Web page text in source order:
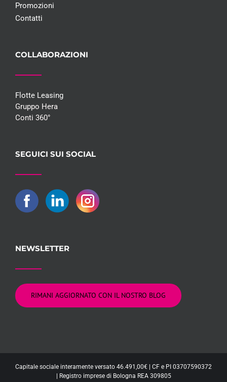
Promozioni
Contatti
COLLABORAZIONI
Flotte Leasing
Gruppo Hera
Conti 360°
SEGUICI SUI SOCIAL
NEWSLETTER
RIMANI AGGIORNATO CON IL NOSTRO BLOG
Capitale sociale interamente versato 46.491,00€ | CF e PI 03707590372
| Registro imprese di Bologna REA 309805